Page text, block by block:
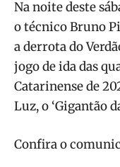
Na noite deste
o técnico Bruno
a derrota do
jogo de ida das
Catarinense de
Luz, o ‘Gigantão
Confira o